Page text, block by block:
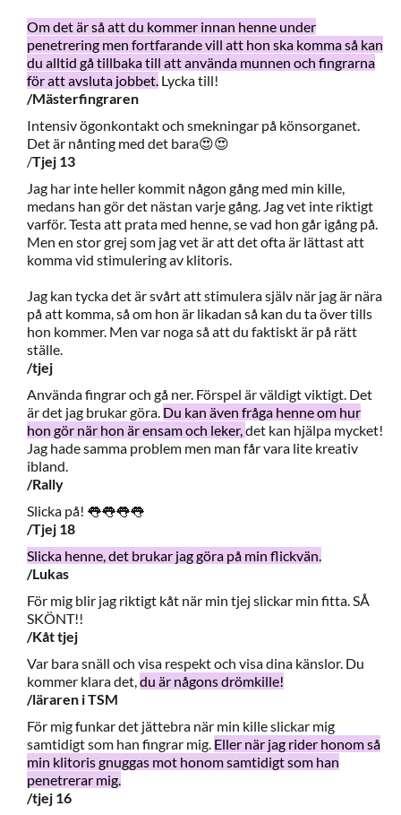
Om det är så att du kommer innan henne under
penetrering men fortfarande vill att hon ska komma så kan
du alltid gå tillbaka till att använda munnen och fingrarna
för att avsluta jobbet. Lycka till!
/Mästerfingraren
Intensiv ögonkontakt och smekningar på könsorganet.
Det är nånting med det bara😍😍
/Tjej 13
Jag har inte heller kommit någon gång med min kille,
medans han gör det nästan varje gång. Jag vet inte riktigt
varför. Testa att prata med henne, se vad hon går igång på.
Men en stor grej som jag vet är att det ofta är lättast att
komma vid stimulering av klitoris.
Jag kan tycka det är svårt att stimulera själv när jag är nära
på att komma, så om hon är likadan så kan du ta över tills
hon kommer. Men var noga så att du faktiskt är på rätt
ställe.
/tjej
Använda fingrar och gå ner. Förspel är väldigt viktigt. Det
är det jag brukar göra. Du kan även fråga henne om hur
hon gör när hon är ensam och leker,det kan hjälpa mycket!
Jag hade samma problem men man får vara lite kreativ
ibland.
/Rally
Slicka på! 👅👅👅👅
/Tjej 18
Slicka henne, det brukar jag göra på min flickvän.
/Lukas
För mig blir jag riktigt kåt när min tjej slickar min fitta. SÅ
SKÖNT!!
/Kåt tjej
Var bara snäll och visa respekt och visa dina känslor. Du
kommer klara det,du är någons drömkille!
/läraren i TSM
För mig funkar det jättebra när min kille slickar mig
samtidigt som han fingrar mig. Eller när jag rider honom så
min klitoris gnuggas mot honom samtidigt som han
penetrerar mig.
/tjej 16